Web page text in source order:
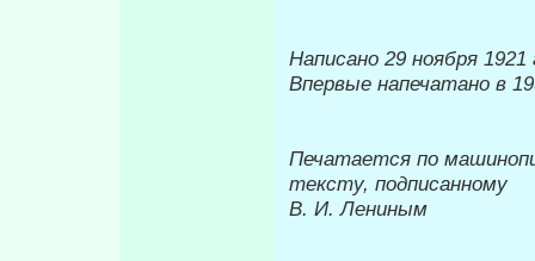
Написано 29 ноября 1921
Впервые напечатано в
Печатается по
тексту, подписанному
В. И. Лениным